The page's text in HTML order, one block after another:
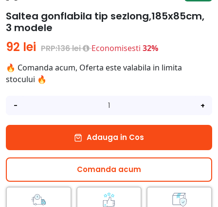
Saltea gonflabila tip sezlong,185x85cm,
3 modele
92 lei PRP:136 lei Economisesti 32%
🔥 Comanda acum, Oferta este valabila in limita
stocului 🔥
- +
Adauga in Cos
Comanda acum